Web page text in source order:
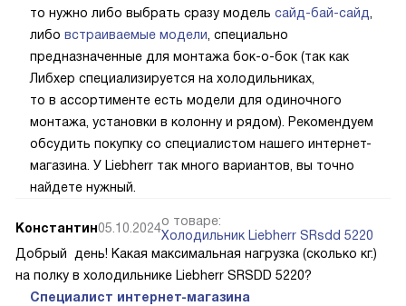
то нужно либо выбрать сразу модель сайд-бай-сайд,
либо встраиваемые модели, специально
предназначенные для монтажа бок-о-бок (так как
Либхер специализируется на холодильниках,
то в ассортименте есть модели для одиночного
монтажа, установки в колонну и рядом). Рекомендуем
обсудить покупку со специалистом нашего интернет-
магазина. У Liebherr так много вариантов, вы точно
найдете нужный.
Константин05.10.2024о товаре:
Холодильник Liebherr SRsdd 5220
Добрый день! Какая максимальная нагрузка (сколько кг.)
на полку в холодильнике Liebherr SRSDD 5220?
Специалист интернет-магазина